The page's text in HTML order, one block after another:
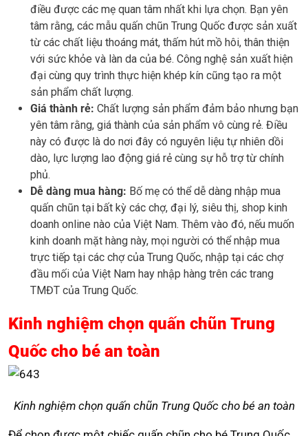
điều được các mẹ quan tâm nhất khi lựa chọn. Bạn yên
tâm rằng, các mẫu quấn chũn Trung Quốc được sản xuất
từ các chất liệu thoáng mát, thấm hút mồ hôi, thân thiện
với sức khỏe và làn da của bé. Công nghệ sản xuất hiện
đại cùng quy trình thực hiện khép kín cũng tạo ra một
sản phẩm chất lượng.
Giá thành rẻ: Chất lượng sản phẩm đảm bảo nhưng bạn
yên tâm rằng, giá thành của sản phẩm vô cùng rẻ. Điều
này có được là do nơi đây có nguyên liệu tự nhiên dồi
dào, lực lượng lao động giá rẻ cùng sự hỗ trợ từ chính
phủ.
Dễ dàng mua hàng: Bố mẹ có thể dễ dàng nhập mua
quấn chũn tại bất kỳ các chợ, đại lý, siêu thị, shop kinh
doanh online nào của Việt Nam. Thêm vào đó, nếu muốn
kinh doanh mặt hàng này, mọi người có thể nhập mua
trực tiếp tại các chợ của Trung Quốc, nhập tại các chợ
đầu mối của Việt Nam hay nhập hàng trên các trang
TMĐT của Trung Quốc.
Kinh nghiệm chọn quấn chũn Trung
Quốc cho bé an toàn
Kinh nghiệm chọn quấn chũn Trung Quốc cho bé an toàn